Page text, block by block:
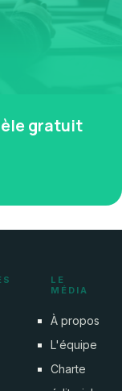
gratuit
LE
MÉDIA
À propos
L'équipe
Charte